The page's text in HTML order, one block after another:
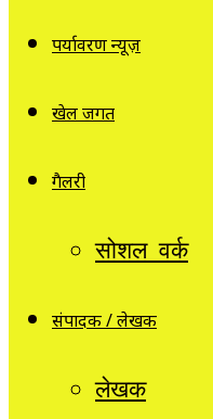
पर्यावरण न्यूज़
खेल जगत
गैलरी
सोशल वर्क
संपादक / लेखक
लेखक